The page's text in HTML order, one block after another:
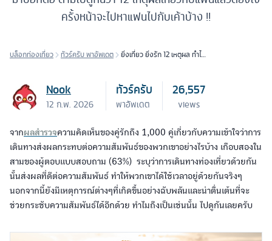
ครั้งหน้าจะไปหาแฟนไปกับเค้าบ้าง !!
บล็อกท่องเที่ยว ทัวร์ครับ พาอัพเดต
ยิ่งเที่ยว ยิ่งรัก 12 เหตุผล ทำไม
Nook
12 ก.พ. 2026
ทัวร์ครับ
พาอัพเดต
26,557
views
จากผลสำรวจความคิดเห็นของคู่รักถึง 1,000 คู่เกี่ยวกับความเข้าใจว่าการ
เดินทางส่งผลกระทบต่อความสัมพันธ์ของพวกเขาอย่างไรบ้าง เกือบสองใน
สามของผู้ตอบแบบสอบถาม (63%) ระบุว่าการเดินทางท่องเที่ยวด้วยกัน
นั้นส่งผลที่ดีต่อความสัมพันธ์ ทำให้พวกเขาได้ใช้เวลาอยู่ด้วยกันจริงๆ
นอกจากนี้ยังมีเหตุการณ์ต่างๆที่เกิดขึ้นอย่างฉับพลันและน่าตื่นเต้นที่จะ
ช่วยกระชับความสัมพันธ์ได้อีกด้วย ทำไมถึงเป็นเช่นนั้น ไปดูกันเลยครับ